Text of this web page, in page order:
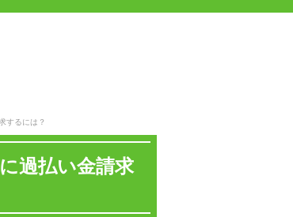
するには？
過払い金請求